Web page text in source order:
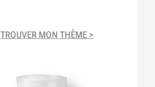
TROUVER MON THÈME >